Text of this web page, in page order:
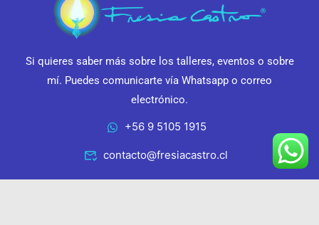
Si quieres saber más sobre los talleres, eventos o sobre
mí. Puedes comunicarte vía Whatsapp o correo
electrónico.
+56 9 5105 1915
contacto@fresiacastro.cl